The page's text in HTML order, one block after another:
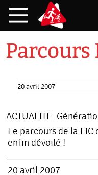
Parcours
20 avril 2007
ACTUALITE:
Le parcours de la FIC
enfin dévoilé !
20 avril 2007